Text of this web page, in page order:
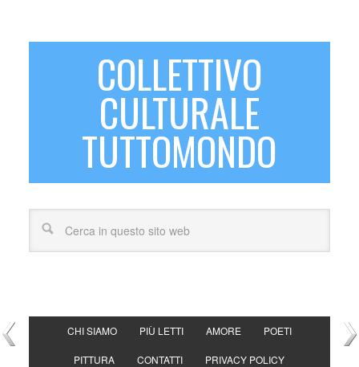
COLLETTIVO
CULTURALE
TUTTOMONDO
CHI SIAMO PIÙ LETTI AMORE POETI
PITTURA CONTATTI PRIVACY POLICY